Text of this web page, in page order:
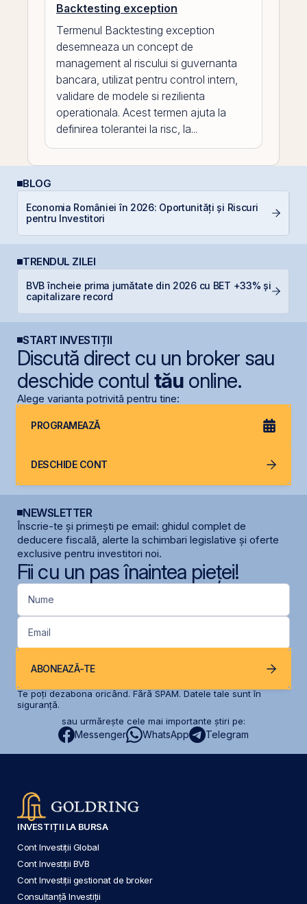
Backtesting exception
Termenul Backtesting exception
desemneaza un concept de
management al riscului si guvernanta
bancara, utilizat pentru control intern,
validare de modele si rezilienta
operationala. Acest termen ajuta la
definirea tolerantei la risc, la...
BLOG
Economia României în 2026: Oportunități și Riscuri
pentru Investitori
TRENDUL ZILEI
BVB încheie prima jumătate din 2026 cu BET +33% și
capitalizare record
START INVESTIȚII
Discută direct cu un broker sau
deschide contul tăuonline.
Alege varianta potrivită pentru tine:
PROGRAMEAZĂ
DESCHIDE CONT
NEWSLETTER
Înscrie-te și primești pe email: ghidul complet de
deducere fiscală, alerte la schimbari legislative și oferte
exclusive pentru investitori noi.
Fii cu un pas înaintea pieței!
Nume
Email
ABONEAZĂ-TE
Te poți dezabona oricând. Fără SPAM. Datele tale sunt în
siguranță.
sau urmărește cele mai importante știri pe:
Messenger WhatsApp Telegram
INVESTIȚII LA BURSA
Cont Investiții Global
Cont Investiții BVB
Cont Investiții gestionat de broker
Consultanță Investiții